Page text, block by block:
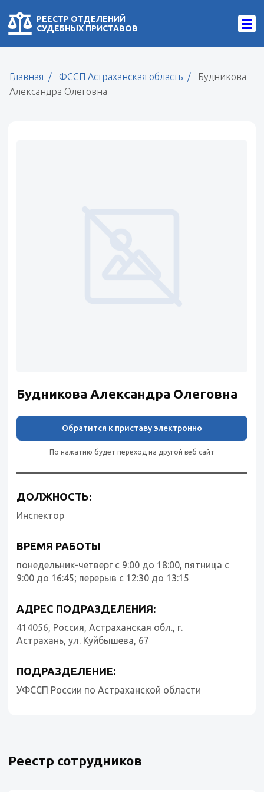
РЕЕСТР ОТДЕЛЕНИЙ
СУДЕБНЫХ ПРИСТАВОВ
Главная ФССП Астраханская область
Будникова
Александра Олеговна
Будникова Александра Олеговна
Обратится к приставу электронно
По нажатию будет переход на другой веб сайт
ДОЛЖНОСТЬ:
Инспектор
ВРЕМЯ РАБОТЫ
понедельник-четверг с 9:00 до 18:00, пятница с
9:00 до 16:45; перерыв с 12:30 до 13:15
АДРЕС ПОДРАЗДЕЛЕНИЯ:
414056, Россия, Астраханская обл., г.
Астрахань, ул. Куйбышева, 67
ПОДРАЗДЕЛЕНИЕ:
УФССП России по Астраханской области
Реестр сотрудников